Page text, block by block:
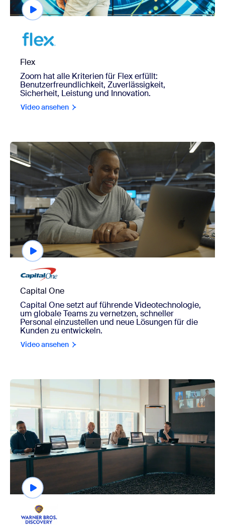
Flex
Zoom hat alle Kriterien für Flex erfüllt:
Benutzerfreundlichkeit, Zuverlässigkeit,
Sicherheit, Leistung und Innovation.
Video ansehen
view Capital One
Capital One
Capital One setzt auf führende Videotechnologie,
um globale Teams zu vernetzen, schneller
Personal einzustellen und neue Lösungen für die
Kunden zu entwickeln.
Video ansehen
view Warner Bros. Discovery